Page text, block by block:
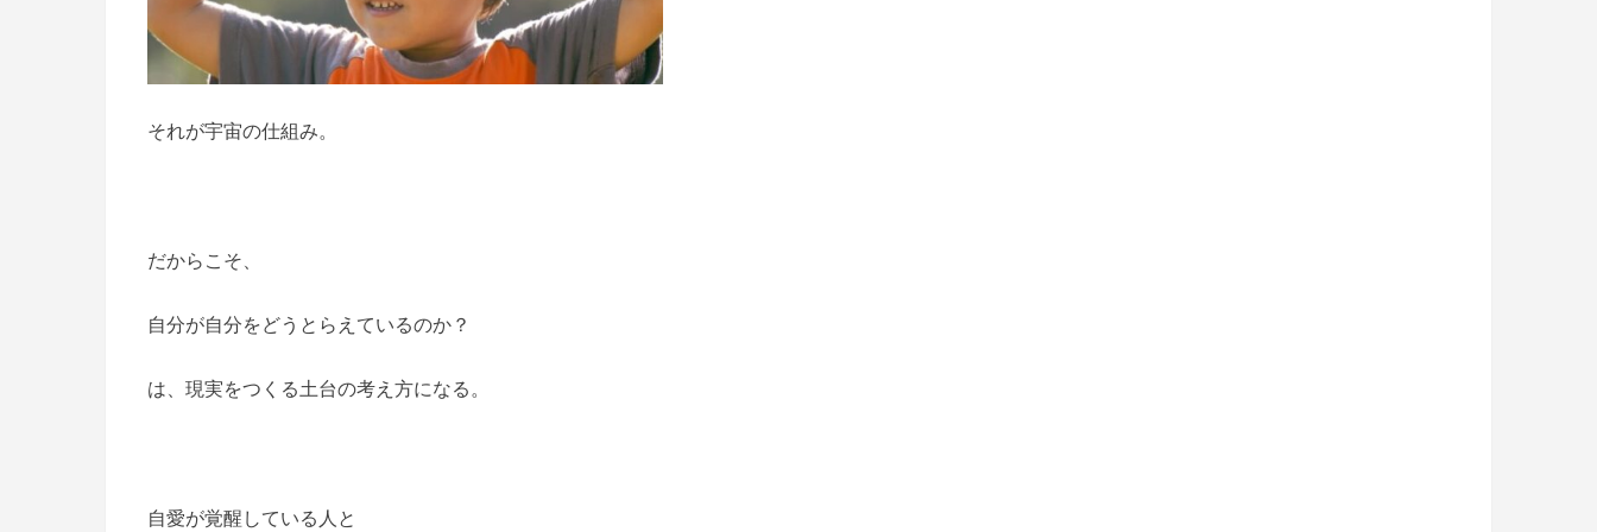
それが宇宙の仕組み。
だからこそ、
自分が自分をどうとらえているのか？
は、現実をつくる土台の考え方になる。
自愛が覚醒している人と